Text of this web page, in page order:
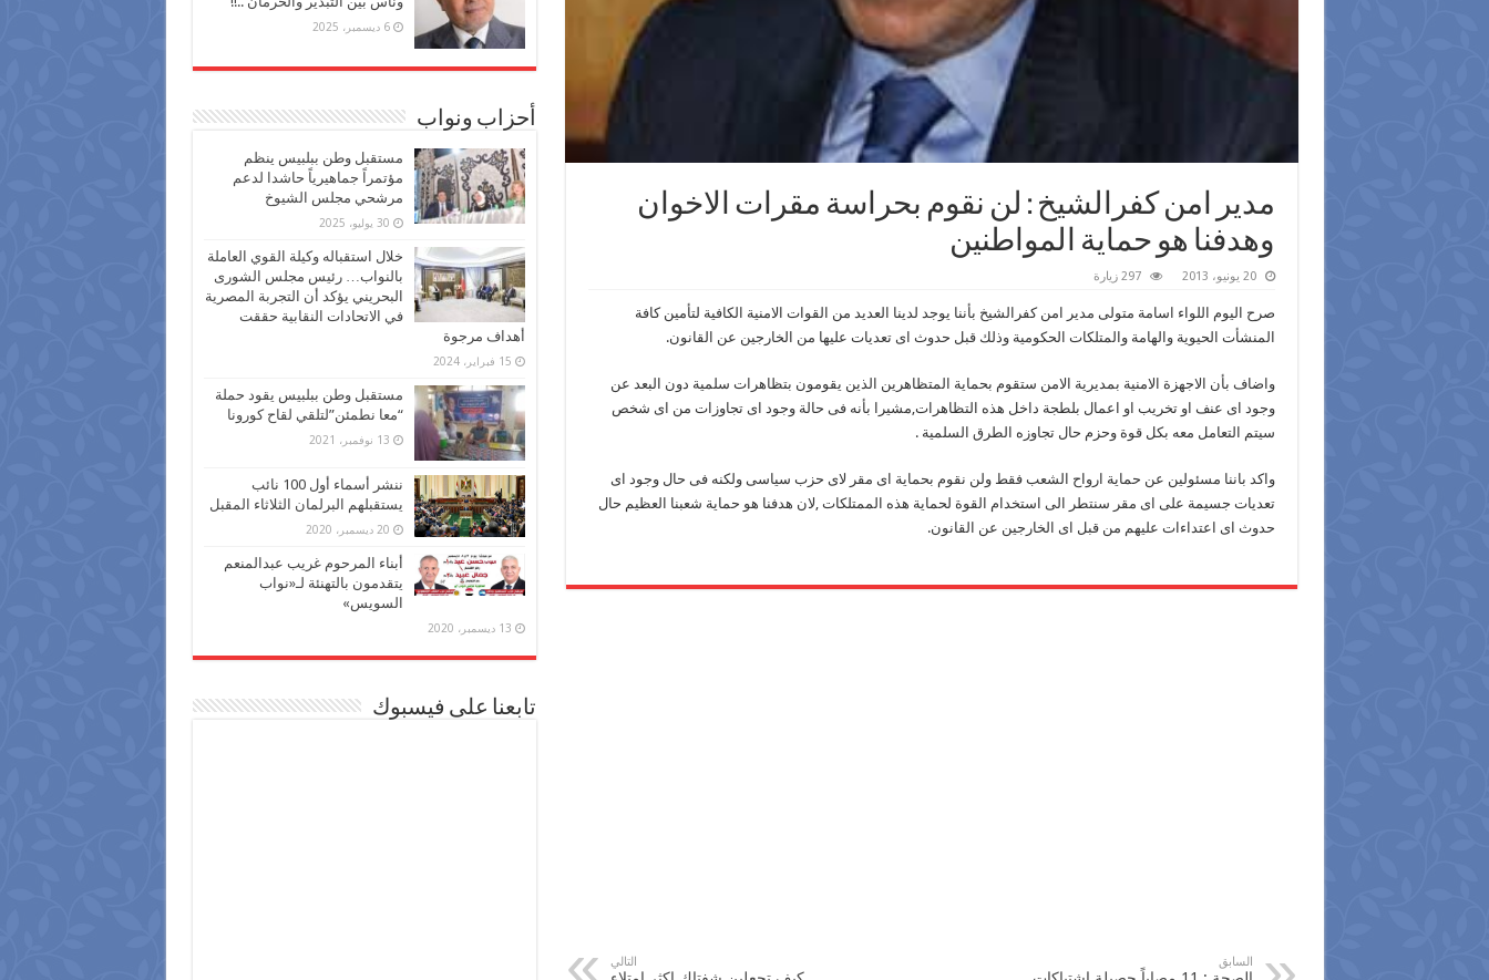
مدير امن كفرالشيخ : لن نقوم بحراسة مقرات الاخوان
وهدفنا هو حماية المواطنين
20 يونيو، 2013 297 زيارة
صرح اليوم اللواء اسامة متولى مدير امن كفرالشيخ بأننا يوجد لدينا العديد من القوات الامنية الكافية لتأمين كافة
المنشأت الحيوية والهامة والمتلكات الحكومية وذلك قبل حدوث اى تعديات عليها من الخارجين عن القانون.
واضاف بأن الاجهزة الامنية بمديرية الامن ستقوم بحماية المتظاهرين الذين يقومون بتظاهرات سلمية دون البعد عن
وجود اى عنف او تخريب او اعمال بلطجة داخل هذه التظاهرات,مشيرا بأنه فى حالة وجود اى تجاوزات من اى شخص
سيتم التعامل معه بكل قوة وحزم حال تجاوزه الطرق السلمية .
واكد باننا مسئولين عن حماية ارواح الشعب فقط ولن نقوم بحماية اى مقر لاى حزب سياسى ولكنه فى حال وجود اى
تعديات جسيمة على اى مقر سنتطر الى استخدام القوة لحماية هذه الممتلكات ,لان هدفنا هو حماية شعبنا العظيم حال
حدوث اى اعتداءات عليهم من قبل اى الخارجين عن القانون.
السابق التالي
6 ديسمبر، 2025
أحزاب ونواب
مستقبل وطن ببلبيس ينظم
مؤتمراً جماهيرياً حاشدا لدعم
مرشحي مجلس الشيوخ
30 يوليو، 2025
خلال استقباله وكيلة القوي العاملة
بالنواب… رئيس مجلس الشورى
البحريني يؤكد أن التجربة المصرية
في الاتحادات النقابية حققت
أهداف مرجوة
15 فبراير، 2024
مستقبل وطن ببلبيس يقود حملة
“معا نطمئن”لتلقي لقاح كورونا
13 نوفمبر، 2021
ننشر أسماء أول 100 نائب
يستقبلهم البرلمان الثلاثاء المقبل
20 ديسمبر، 2020
أبناء المرحوم غريب عبدالمنعم
يتقدمون بالتهنئة لـ«نواب
السويس»
13 ديسمبر، 2020
تابعنا على فيسبوك